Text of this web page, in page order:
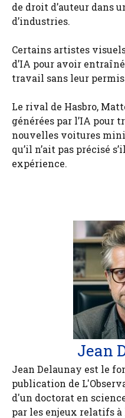
de droit d’auteur dans
d’industries.
Certains artistes
d’IA pour avoir
travail sans leur
Le rival de Hasbro,
générées par l’IA pour
nouvelles voitures
qu’il n’ait pas précisé
expérience.
Jean
Jean Delaunay est le
publication de
d'un doctorat en
par les enjeux relatifs